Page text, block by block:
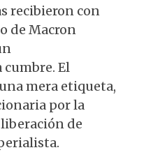
recibieron con
de Macron
El
mera etiqueta,
por la
de